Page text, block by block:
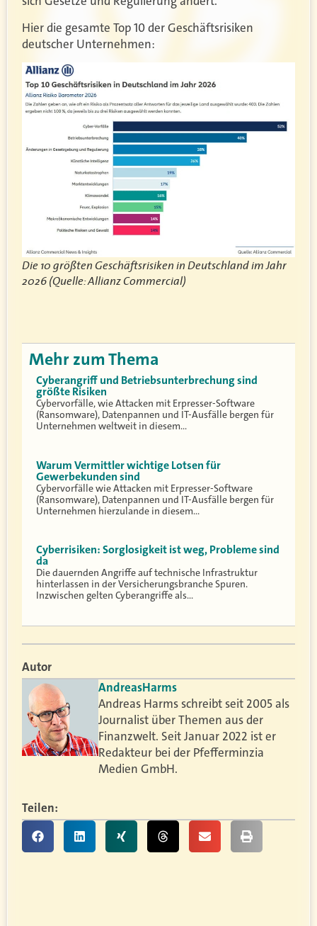
Hier die gesamte Top 10 der Geschäftsrisiken
deutscher Unternehmen:
Die 10 größten Geschäftsrisiken in Deutschland im Jahr
2026 (Quelle: Allianz Commercial)
Mehr zum Thema
Cyberangriff und Betriebsunterbrechung sind
größte Risiken
Cybervorfälle, wie Attacken mit Erpresser-Software
(Ransomware), Datenpannen und IT-Ausfälle bergen für
Unternehmen weltweit in diesem…
Warum Vermittler wichtige Lotsen für
Gewerbekunden sind
Cybervorfälle wie Attacken mit Erpresser-Software
(Ransomware), Datenpannen und IT-Ausfälle bergen für
Unternehmen hierzulande in diesem…
Cyberrisiken: Sorglosigkeit ist weg, Probleme sind
da
Die dauernden Angriffe auf technische Infrastruktur
hinterlassen in der Versicherungsbranche Spuren.
Inzwischen gelten Cyberangriffe als…
Autor
AndreasHarms
Andreas Harms schreibt seit 2005 als
Journalist über Themen aus der
Finanzwelt. Seit Januar 2022 ist er
Redakteur bei der Pfefferminzia
Medien GmbH.
Teilen: